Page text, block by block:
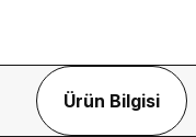
Ürün Bilgisi